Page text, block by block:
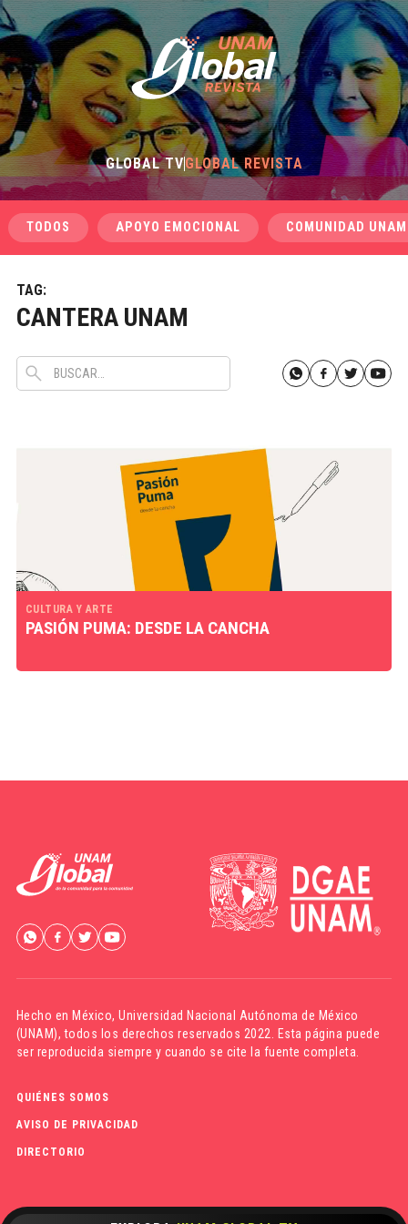
GLOBAL TVGLOBAL REVISTA
TODOS APOYO EMOCIONAL COMUNIDAD UNAM
TAG:
CANTERA UNAM
CULTURA Y ARTE
PASIÓN PUMA: DESDE LA CANCHA
Hecho en México,Universidad Nacional Autónoma de México
(UNAM), todos los derechos reservados 2022. Esta página puede
ser reproducida siempre y cuando se cite la fuente completa.
QUIÉNES SOMOS
AVISO DE PRIVACIDAD
DIRECTORIO